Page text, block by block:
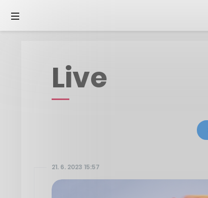
Live
21. 6. 2023 15:57